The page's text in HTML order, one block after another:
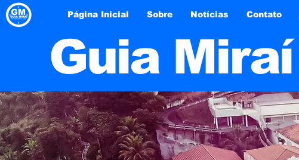
Página Inicial Sobre Notícias Contato
Guia Miraí